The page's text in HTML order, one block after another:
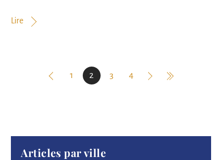
Lire
1 2 3 4
Articles par ville